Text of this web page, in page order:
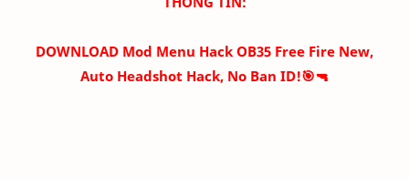
DOWNLOAD Mod Menu Hack OB35 Free Fire New,
Auto Headshot Hack, No Ban ID!🎯🔫